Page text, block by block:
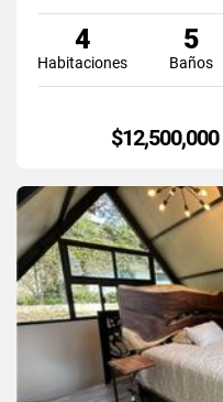
4
Habitaciones
5
Baños
$12,500,000